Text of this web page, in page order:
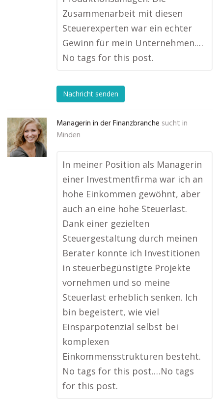
Zusammenarbeit mit diesen
Steuerexperten war ein echter
Gewinn für mein Unternehmen.…
No tags for this post.
Nachricht senden
Managerin in der Finanzbranche sucht in
Minden
In meiner Position als Managerin
einer Investmentfirma war ich an
hohe Einkommen gewöhnt, aber
auch an eine hohe Steuerlast.
Dank einer gezielten
Steuergestaltung durch meinen
Berater konnte ich Investitionen
in steuerbegünstigte Projekte
vornehmen und so meine
Steuerlast erheblich senken. Ich
bin begeistert, wie viel
Einsparpotenzial selbst bei
komplexen
Einkommensstrukturen besteht.
No tags for this post.…No tags
for this post.